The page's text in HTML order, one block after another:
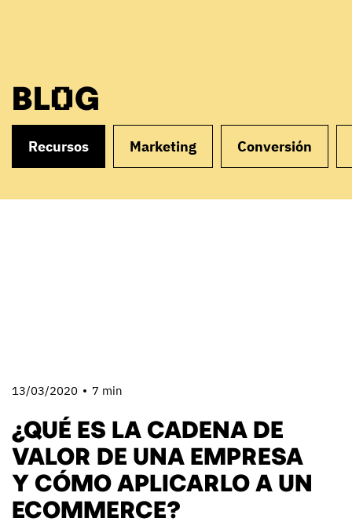
BLOG
Recursos Marketing Conversión
13/03/2020 7 min
¿QUÉ ES LA CADENA DE
VALOR DE UNA EMPRESA
Y CÓMO APLICARLO A UN
ECOMMERCE?